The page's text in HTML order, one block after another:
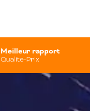
Meilleur rapport
Qualite-Prix